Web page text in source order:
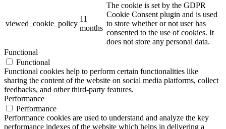
viewed_cookie_policy
11
months
The cookie is set by the GDPR
Cookie Consent plugin and is used
to store whether or not user has
consented to the use of cookies. It
does not store any personal data.
Functional
Functional
Functional cookies help to perform certain functionalities like
sharing the content of the website on social media platforms, collect
feedbacks, and other third-party features.
Performance
Performance
Performance cookies are used to understand and analyze the key
performance indexes of the website which helps in delivering a